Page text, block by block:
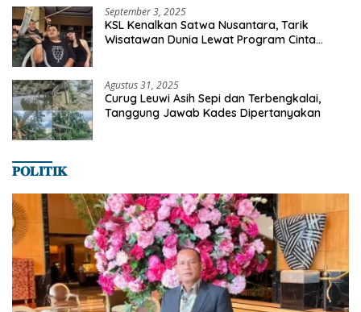
September 3, 2025
KSL Kenalkan Satwa Nusantara, Tarik
Wisatawan Dunia Lewat Program Cinta
Agustus 31, 2025
Curug Leuwi Asih Sepi dan Terbengkalai,
Tanggung Jawab Kades Dipertanyakan
𝐏𝐎𝐋𝐈𝐓𝐈𝐊